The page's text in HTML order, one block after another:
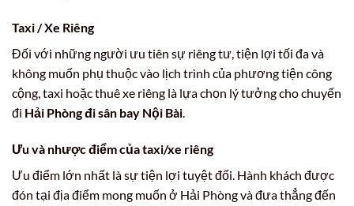
Taxi / Xe Riêng
Đối với những người ưu tiên sự riêng tư, tiện lợi tối đa và
không muốn phụ thuộc vào lịch trình của phương tiện công
cộng, taxi hoặc thuê xe riêng là lựa chọn lý tưởng cho chuyến
đi Hải Phòng đi sân bay Nội Bài.
Ưu và nhược điểm của taxi/xe riêng
Ưu điểm lớn nhất là sự tiện lợi tuyệt đối. Hành khách được
đón tại địa điểm mong muốn ở Hải Phòng và đưa thẳng đến